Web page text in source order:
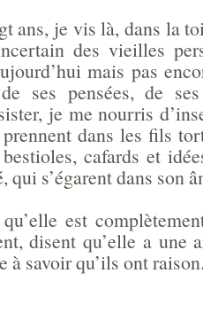
ans, je vis là, dans la
des vieilles
mais pas
ses pensées, de
je me nourris
dans les fils
cafards et
qui s’égarent dans son
est
disent qu’elle a une
à savoir qu’ils ont